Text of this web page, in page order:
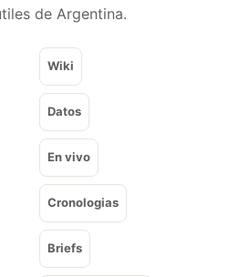
de Argentina.
Wiki
Datos
En vivo
Cronologias
Briefs